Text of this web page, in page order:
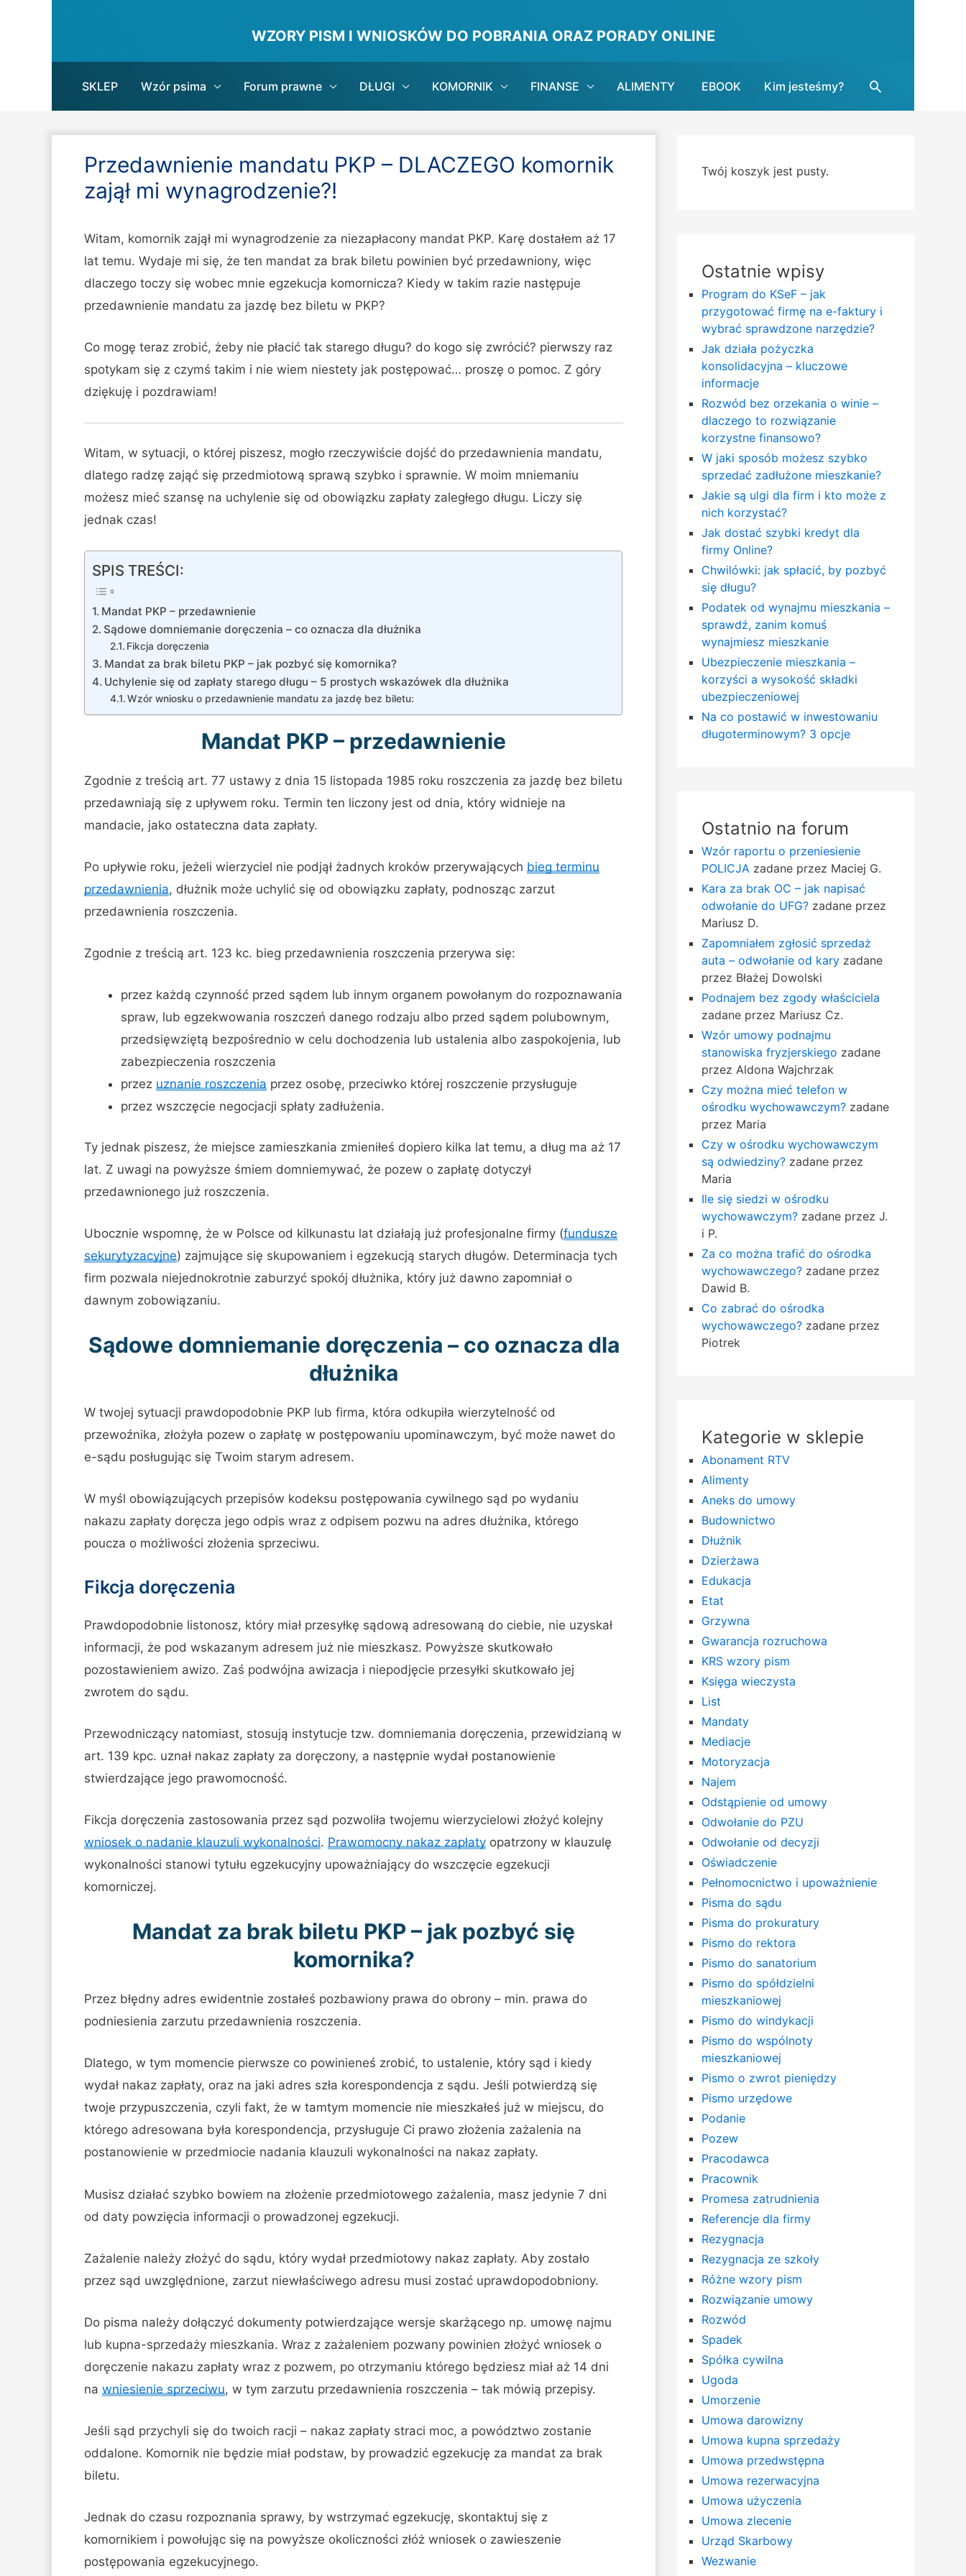
WZORY PISM I WNIOSKÓW DO POBRANIA ORAZ PORADY ONLINE
SKLEP Wzór psima Forum prawne DŁUGI KOMORNIK FINANSE ALIMENTY EBOOK Kim jesteśmy? Search
Przedawnienie mandatu PKP – DLACZEGO komornik
zajął mi wynagrodzenie?!
Witam, komornik zajął mi wynagrodzenie za niezapłacony mandat PKP. Karę dostałem aż 17
lat temu. Wydaje mi się, że ten mandat za brak biletu powinien być przedawniony, więc
dlaczego toczy się wobec mnie egzekucja komornicza? Kiedy w takim razie następuje
przedawnienie mandatu za jazdę bez biletu w PKP?
Co mogę teraz zrobić, żeby nie płacić tak starego długu? do kogo się zwrócić? pierwszy raz
spotykam się z czymś takim i nie wiem niestety jak postępować… proszę o pomoc. Z góry
dziękuję i pozdrawiam!
Witam, w sytuacji, o której piszesz, mogło rzeczywiście dojść do przedawnienia mandatu,
dlatego radzę zająć się przedmiotową sprawą szybko i sprawnie. W moim mniemaniu
możesz mieć szansę na uchylenie się od obowiązku zapłaty zaległego długu. Liczy się
jednak czas!
SPIS TREŚCI:
Mandat PKP – przedawnienie
Sądowe domniemanie doręczenia – co oznacza dla dłużnika
Fikcja doręczenia
Mandat za brak biletu PKP – jak pozbyć się komornika?
Uchylenie się od zapłaty starego długu – 5 prostych wskazówek dla dłużnika
Wzór wniosku o przedawnienie mandatu za jazdę bez biletu:
Mandat PKP – przedawnienie
Zgodnie z treścią art. 77 ustawy z dnia 15 listopada 1985 roku roszczenia za jazdę bez biletu
przedawniają się z upływem roku. Termin ten liczony jest od dnia, który widnieje na
mandacie, jako ostateczna data zapłaty.
Po upływie roku, jeżeli wierzyciel nie podjął żadnych kroków przerywającychbieg terminu
przedawnienia, dłużnik może uchylić się od obowiązku zapłaty, podnosząc zarzut
przedawnienia roszczenia.
Zgodnie z treścią art. 123 kc. bieg przedawnienia roszczenia przerywa się:
przez każdą czynność przed sądem lub innym organem powołanym do rozpoznawania
spraw, lub egzekwowania roszczeń danego rodzaju albo przed sądem polubownym,
przedsięwziętą bezpośrednio w celu dochodzenia lub ustalenia albo zaspokojenia, lub
zabezpieczenia roszczenia
przezuznanie roszczenia przez osobę, przeciwko której roszczenie przysługuje
przez wszczęcie negocjacji spłaty zadłużenia.
Ty jednak piszesz, że miejsce zamieszkania zmieniłeś dopiero kilka lat temu, a dług ma aż 17
lat. Z uwagi na powyższe śmiem domniemywać, że pozew o zapłatę dotyczył
przedawnionego już roszczenia.
Ubocznie wspomnę, że w Polsce od kilkunastu lat działają już profesjonalne firmy (fundusze
sekurytyzacyjne) zajmujące się skupowaniem i egzekucją starych długów. Determinacja tych
firm pozwala niejednokrotnie zaburzyć spokój dłużnika, który już dawno zapomniał o
dawnym zobowiązaniu.
Sądowe domniemanie doręczenia – co oznacza dla
dłużnika
W twojej sytuacji prawdopodobnie PKP lub firma, która odkupiła wierzytelność od
przewoźnika, złożyła pozew o zapłatę w postępowaniu upominawczym, być może nawet do
e-sądu posługując się Twoim starym adresem.
W myśl obowiązujących przepisów kodeksu postępowania cywilnego sąd po wydaniu
nakazu zapłaty doręcza jego odpis wraz z odpisem pozwu na adres dłużnika, którego
poucza o możliwości złożenia sprzeciwu.
Fikcja doręczenia
Prawdopodobnie listonosz, który miał przesyłkę sądową adresowaną do ciebie, nie uzyskał
informacji, że pod wskazanym adresem już nie mieszkasz. Powyższe skutkowało
pozostawieniem awizo. Zaś podwójna awizacja i niepodjęcie przesyłki skutkowało jej
zwrotem do sądu.
Przewodniczący natomiast, stosują instytucje tzw. domniemania doręczenia, przewidzianą w
art. 139 kpc. uznał nakaz zapłaty za doręczony, a następnie wydał postanowienie
stwierdzające jego prawomocność.
Fikcja doręczenia zastosowania przez sąd pozwoliła twojemu wierzycielowi złożyć kolejny
wniosek o nadanie klauzuli wykonalności.Prawomocny nakaz zapłaty opatrzony w klauzulę
wykonalności stanowi tytułu egzekucyjny upoważniający do wszczęcie egzekucji
komorniczej.
Mandat za brak biletu PKP – jak pozbyć się
komornika?
Przez błędny adres ewidentnie zostałeś pozbawiony prawa do obrony – min. prawa do
podniesienia zarzutu przedawnienia roszczenia.
Dlatego, w tym momencie pierwsze co powinieneś zrobić, to ustalenie, który sąd i kiedy
wydał nakaz zapłaty, oraz na jaki adres szła korespondencja z sądu. Jeśli potwierdzą się
twoje przypuszczenia, czyli fakt, że w tamtym momencie nie mieszkałeś już w miejscu, do
którego adresowana była korespondencja, przysługuje Ci prawo złożenia zażalenia na
postanowienie w przedmiocie nadania klauzuli wykonalności na nakaz zapłaty.
Musisz działać szybko bowiem na złożenie przedmiotowego zażalenia, masz jedynie 7 dni
od daty powzięcia informacji o prowadzonej egzekucji.
Zażalenie należy złożyć do sądu, który wydał przedmiotowy nakaz zapłaty. Aby zostało
przez sąd uwzględnione, zarzut niewłaściwego adresu musi zostać uprawdopodobniony.
Do pisma należy dołączyć dokumenty potwierdzające wersje skarżącego np. umowę najmu
lub kupna-sprzedaży mieszkania. Wraz z zażaleniem pozwany powinien złożyć wniosek o
doręczenie nakazu zapłaty wraz z pozwem, po otrzymaniu którego będziesz miał aż 14 dni
nawniesienie sprzeciwu, w tym zarzutu przedawnienia roszczenia – tak mówią przepisy.
Jeśli sąd przychyli się do twoich racji – nakaz zapłaty straci moc, a powództwo zostanie
oddalone. Komornik nie będzie miał podstaw, by prowadzić egzekucję za mandat za brak
biletu.
Jednak do czasu rozpoznania sprawy, by wstrzymać egzekucję, skontaktuj się z
komornikiem i powołując się na powyższe okoliczności złóż wniosek o zawieszenie
postępowania egzekucyjnego.
Twój koszyk jest pusty.
Ostatnie wpisy
Program do KSeF – jak
przygotować firmę na e-faktury i
wybrać sprawdzone narzędzie?
Jak działa pożyczka
konsolidacyjna – kluczowe
informacje
Rozwód bez orzekania o winie –
dlaczego to rozwiązanie
korzystne finansowo?
W jaki sposób możesz szybko
sprzedać zadłużone mieszkanie?
Jakie są ulgi dla firm i kto może z
nich korzystać?
Jak dostać szybki kredyt dla
firmy Online?
Chwilówki: jak spłacić, by pozbyć
się długu?
Podatek od wynajmu mieszkania –
sprawdź, zanim komuś
wynajmiesz mieszkanie
Ubezpieczenie mieszkania –
korzyści a wysokość składki
ubezpieczeniowej
Na co postawić w inwestowaniu
długoterminowym? 3 opcje
Ostatnio na forum
Wzór raportu o przeniesienie
POLICJA zadane przez Maciej G.
Kara za brak OC – jak napisać
odwołanie do UFG? zadane przez
Mariusz D.
Zapomniałem zgłosić sprzedaż
auta – odwołanie od kary zadane
przez Błażej Dowolski
Podnajem bez zgody właściciela
zadane przez Mariusz Cz.
Wzór umowy podnajmu
stanowiska fryzjerskiego zadane
przez Aldona Wajchrzak
Czy można mieć telefon w
ośrodku wychowawczym? zadane
przez Maria
Czy w ośrodku wychowawczym
są odwiedziny? zadane przez
Maria
Ile się siedzi w ośrodku
wychowawczym? zadane przez J.
i P.
Za co można trafić do ośrodka
wychowawczego? zadane przez
Dawid B.
Co zabrać do ośrodka
wychowawczego? zadane przez
Piotrek
Kategorie w sklepie
Abonament RTV
Alimenty
Aneks do umowy
Budownictwo
Dłużnik
Dzierżawa
Edukacja
Etat
Grzywna
Gwarancja rozruchowa
KRS wzory pism
Księga wieczysta
List
Mandaty
Mediacje
Motoryzacja
Najem
Odstąpienie od umowy
Odwołanie do PZU
Odwołanie od decyzji
Oświadczenie
Pełnomocnictwo i upoważnienie
Pisma do sądu
Pisma do prokuratury
Pismo do rektora
Pismo do sanatorium
Pismo do spółdzielni
mieszkaniowej
Pismo do windykacji
Pismo do wspólnoty
mieszkaniowej
Pismo o zwrot pieniędzy
Pismo urzędowe
Podanie
Pozew
Pracodawca
Pracownik
Promesa zatrudnienia
Referencje dla firmy
Rezygnacja
Rezygnacja ze szkoły
Różne wzory pism
Rozwiązanie umowy
Rozwód
Spadek
Spółka cywilna
Ugoda
Umorzenie
Umowa darowizny
Umowa kupna sprzedaży
Umowa przedwstępna
Umowa rezerwacyjna
Umowa użyczenia
Umowa zlecenie
Urząd Skarbowy
Wezwanie